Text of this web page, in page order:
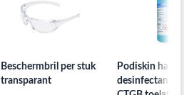
Beschermbril per stuk
transparant
Podiskin hand
desinfectant